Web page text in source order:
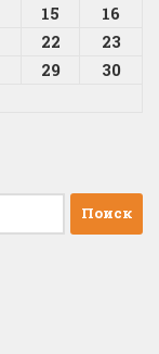
15
16
22
23
29
30